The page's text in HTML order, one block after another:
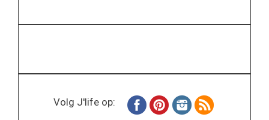
Volg J'life op: